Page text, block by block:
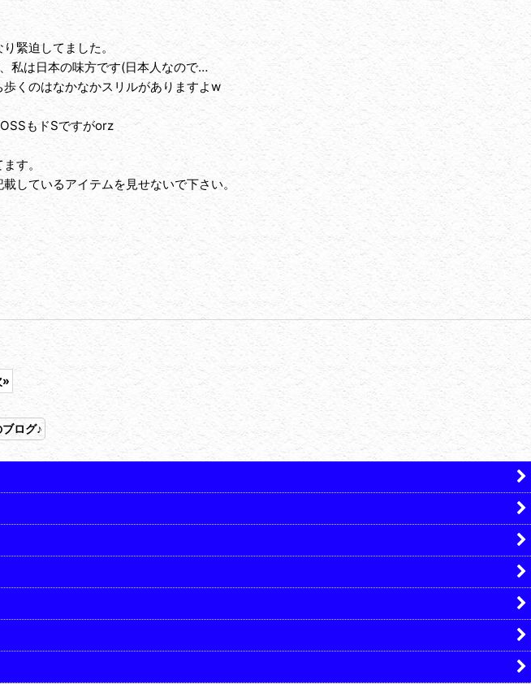
緊迫してました。
私は日本の味方です(日本人なので…
くのはなかなかスリルがありますよw
もドSですがorz
す。
しているアイテムを見せないで下さい。
»
ログ♪